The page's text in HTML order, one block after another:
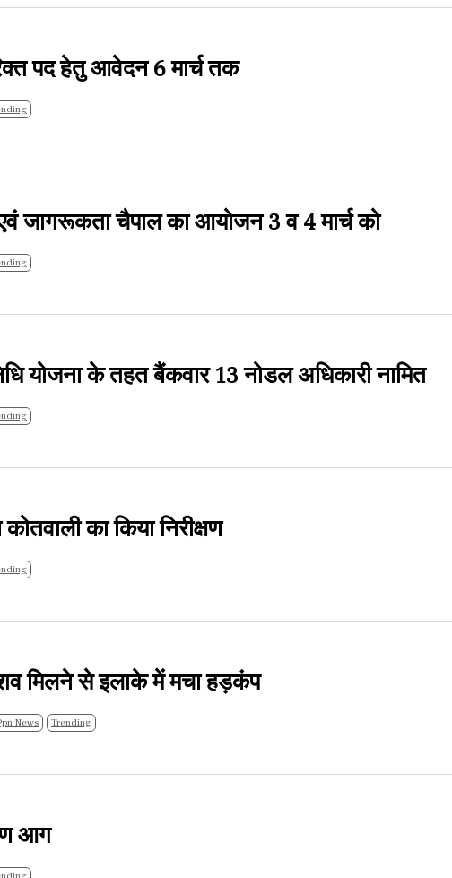
पद हेतु आवेदन 6 मार्च तक
जागरूकता चैपाल का आयोजन 3 व 4 मार्च को
योजना के तहत बैंकवार 13 नोडल अधिकारी नामित
का किया निरीक्षण
मिलने से इलाके में मचा हड़कंप
News Trending
आग